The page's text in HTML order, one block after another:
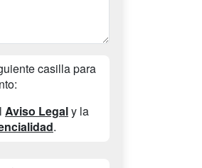
casilla para
Aviso Legaly la
.